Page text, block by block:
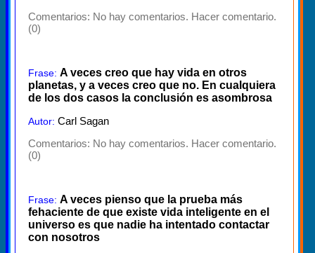
Comentarios: No hay comentarios. Hacer comentario.
(0)
Frase: A veces creo que hay vida en otros
planetas, y a veces creo que no. En cualquiera
de los dos casos la conclusión es asombrosa
Autor: Carl Sagan
Comentarios: No hay comentarios. Hacer comentario.
(0)
Frase: A veces pienso que la prueba más
fehaciente de que existe vida inteligente en el
universo es que nadie ha intentado contactar
con nosotros